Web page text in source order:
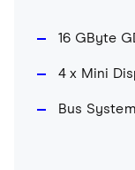
16 GByte
4 x Mini
Bus